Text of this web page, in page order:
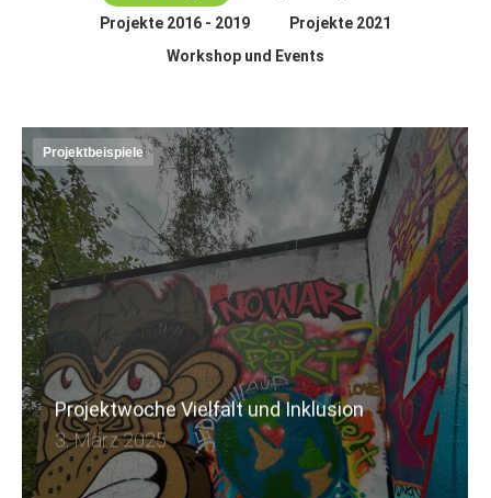
Projekte 2016 - 2019
Projekte 2021
Workshop und Events
Projektbeispiele
Projektwoche Vielfalt und Inklusion
3. März 2025